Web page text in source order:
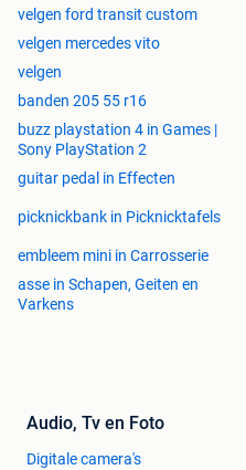
velgen ford transit custom
velgen mercedes vito
velgen
banden 205 55 r16
buzz playstation 4 in Games |
Sony PlayStation 2
guitar pedal in Effecten
picknickbank in Picknicktafels
embleem mini in Carrosserie
asse in Schapen, Geiten en
Varkens
Audio, Tv en Foto
Digitale camera's